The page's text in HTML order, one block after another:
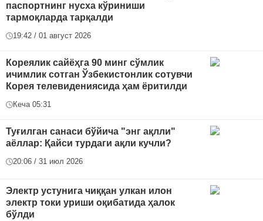
паспортнинг нусха кўриниши
тармоқларда тарқалди
19:42 / 01 август 2026
Кореялик сайёҳга 90 минг сўмлик
ичимлик сотган Ўзбекистонлик сотувчи
Корея телевидениясида ҳам ёритилди
Кеча 05:31
Туғилган санаси бўйича "энг ақлли"
аёллар: Қайси турдаги ақли кучли?
20:06 / 31 июл 2026
Электр устунига чиққан улкан илон
электр токи уриши оқибатида ҳалок
бўлди